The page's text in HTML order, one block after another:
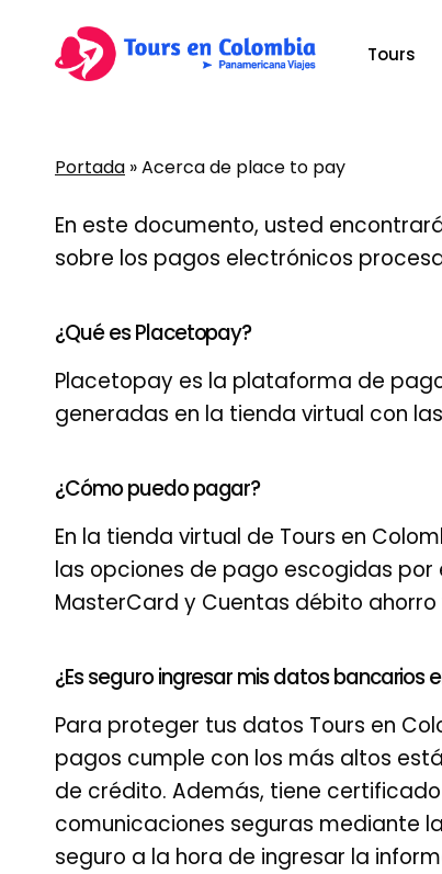
Presiona Enter para buscar o ESC para cerrar
Tours
Portada »Acerca de place to pay
En este documento, usted
sobre los pagos electrónicos
¿Qué es Placetopay?
Placetopay es la plataforma de
generadas en la tienda virtual con
¿Cómo puedo pagar?
En la tienda virtual de Tours en
las opciones de pago escogidas
MasterCard y Cuentas débito ahorro
¿Es seguro ingresar mis datos bancarios
Para proteger tus datos Tours en
pagos cumple con los más altos
de crédito. Además, tiene
comunicaciones seguras mediante
seguro a la hora de ingresar la